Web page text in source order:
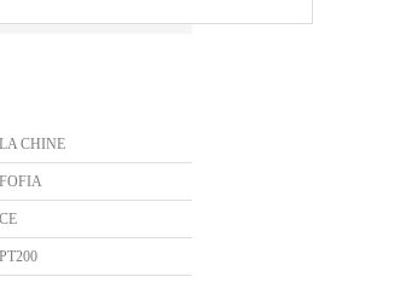
LA CHINE
FOFIA
CE
PT200